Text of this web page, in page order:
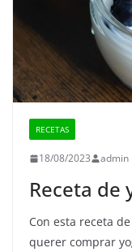
RECETAS
18/08/2023 admin
Receta de
Con esta receta
querer comprar